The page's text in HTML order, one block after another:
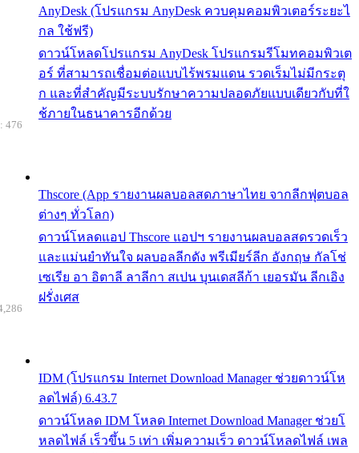
AnyDesk (โปรแกรม AnyDesk ควบคุมคอมพิวเตอร์ระยะไ
กล ใช้ฟรี)
ดาวน์โหลดโปรแกรม AnyDesk โปรแกรมรีโมทคอมพิวเต
อร์ ที่สามารถเชื่อมต่อแบบไร้พรมแดน รวดเร็มไม่มีกระตุ
ก และที่สำคัญมีระบบรักษาความปลอดภัยแบบเดียวกับที่ใ
ช้ภายในธนาคารอีกด้วย
Thscore (App รายงานผลบอลสดภาษาไทย จากลีกฟุตบอล
ต่างๆ ทั่วโลก)
ดาวน์โหลดแอป Thscore แอปฯ รายงานผลบอลสดรวดเร็ว
และแม่นยำทันใจ ผลบอลลีกดัง พรีเมียร์ลีก อังกฤษ กัลโช่
เซเรีย อา อิตาลี ลาลีกา สเปน บุนเดสลีก้า เยอรมัน ลีกเอิง
ฝรั่งเศส
476
IDM (โปรแกรม Internet Download Manager ช่วยดาวน์โห
ลดไฟล์) 6.43.7
ดาวน์โหลด IDM โหลด Internet Download Manager ช่วยโ
หลดไฟล์ เร็วขึ้น 5 เท่า เพิ่มความเร็ว ดาวน์โหลดไฟล์ เพล